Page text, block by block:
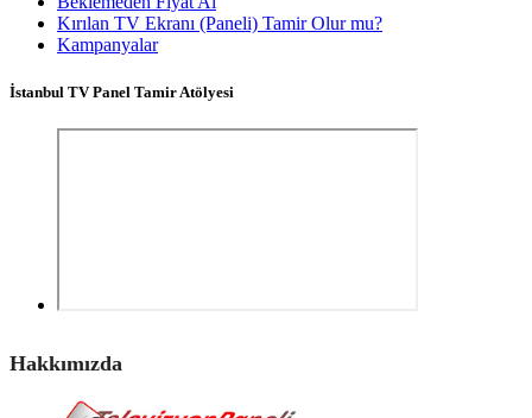
Kırılan TV Ekranı (Paneli) Tamir Olur mu?
Kampanyalar
İstanbul TV Panel Tamir Atölyesi
Hakkımızda